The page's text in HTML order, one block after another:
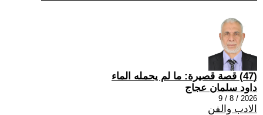
(47) قصة قصيرة: ما لم يحمله الماء
داود سلمان عجاج
2026 / 8 / 9
الادب والفن